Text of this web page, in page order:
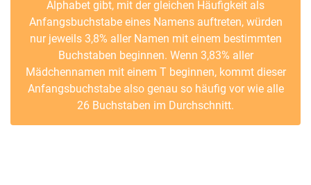
Alphabet gibt, mit der gleichen Häufigkeit als
Anfangsbuchstabe eines Namens auftreten, würden
nur jeweils 3,8% aller Namen mit einem bestimmten
Buchstaben beginnen. Wenn 3,83% aller
Mädchennamen mit einem T beginnen, kommt dieser
Anfangsbuchstabe also genau so häufig vor wie alle
26 Buchstaben im Durchschnitt.